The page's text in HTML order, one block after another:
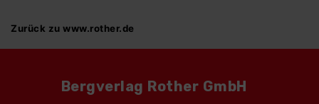
Zurück zu www.rother.de
Bergverlag Rother GmbH